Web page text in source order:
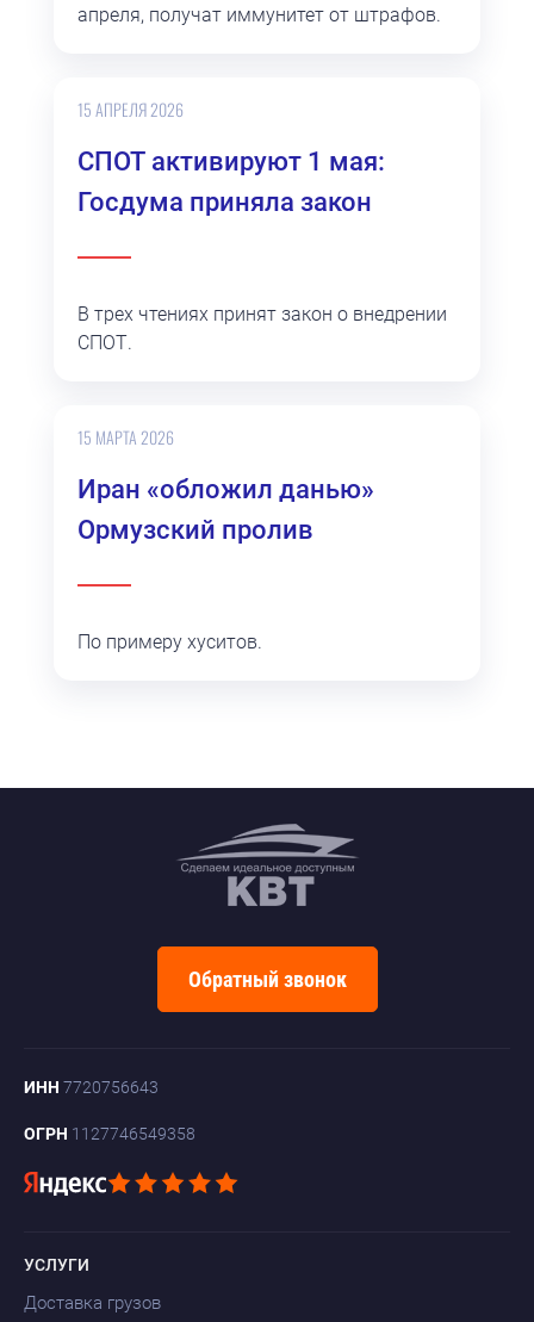
апреля, получат иммунитет от штрафов.
15 АПРЕЛЯ 2026
СПОТ активируют 1 мая:
Госдума приняла закон
В трех чтениях принят закон о внедрении
СПОТ.
15 МАРТА 2026
Иран «обложил данью»
Ормузский пролив
По примеру хуситов.
Обратный звонок
ИНН 7720756643
ОГРН 1127746549358
УСЛУГИ
Доставка грузов